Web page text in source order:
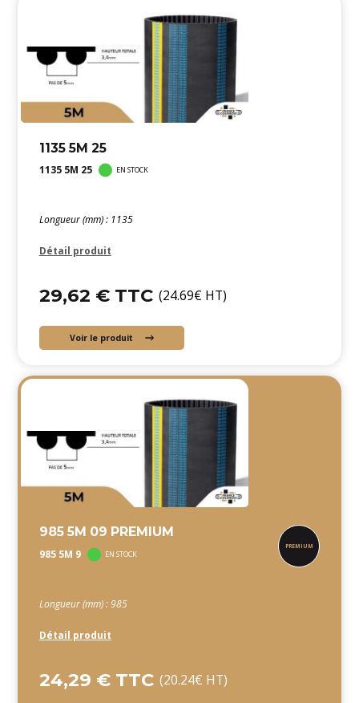
1135 5M 25
1135 5M 25 EN STOCK
Longueur (mm) : 1135
Détail produit
29,62 € TTC (24.69€ HT)
Voir le produit
985 5M 09 PREMIUM
985 5M 9 EN STOCK
Longueur (mm) : 985
Détail produit
24,29 € TTC (20.24€ HT)